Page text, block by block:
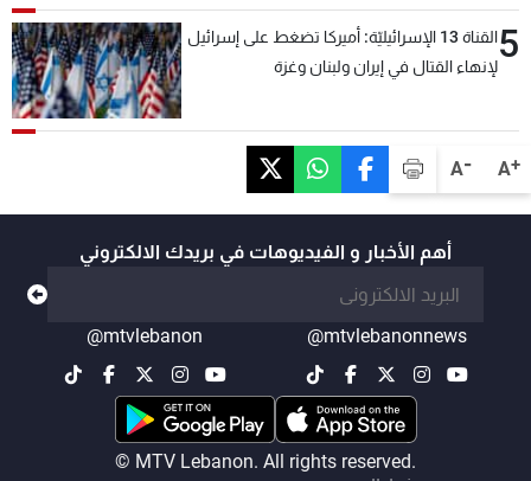
A+
A-
5
القناة 13 الإسرائيليّة: أميركا تضغط على إسرائيل
لإنهاء القتال في إيران ولبنان وغزة
أهم الأخبار و الفيديوهات في بريدك الالكتروني
@mtvlebanonnews
@mtvlebanon
© MTV Lebanon. All rights reserved.